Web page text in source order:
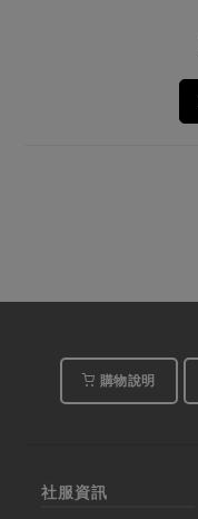
購物說明
社服資訊